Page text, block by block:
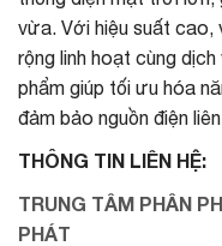
vừa. Với hiệu suất cao,
rộng linh hoạt cùng
phẩm giúp tối ưu hóa
đảm bảo nguồn điện
THÔNG TIN LIÊN HỆ:
TRUNG TÂM PHÂN
PHÁT